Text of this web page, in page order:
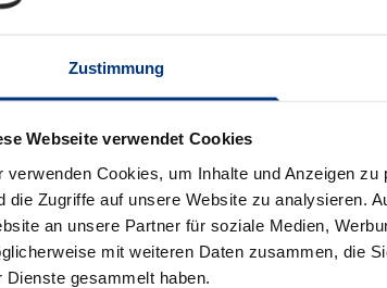
Zustimmung
Webseite verwendet Cookies
verwenden Cookies, um Inhalte und Anzeigen
die Zugriffe auf unsere Website zu analysieren.
an unsere Partner für soziale Medien,
mit weiteren Daten zusammen, die
Dienste gesammelt haben.
Auslegung der Richtlinie mittelbar die
gegen eine Verschiebung aus, was er mit
Ihnen eventuell auch